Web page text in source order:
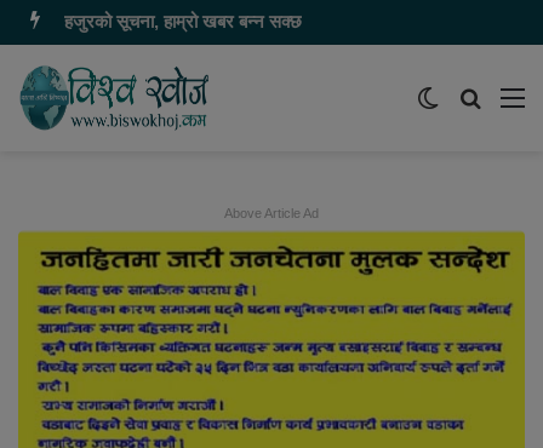
हजुरको सूचना, हाम्रो खबर बन्न सक्छ
समाचार
Switch
Above Article Ad